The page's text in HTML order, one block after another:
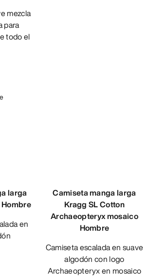
para
todo el
larga
Camiseta manga larga
Kragg SL Cotton
Archaeopteryx mosaico
Hombre
Camiseta escalada en suave
algodón con logo
Archaeopteryx en mosaico